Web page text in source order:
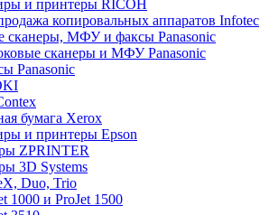
и принтеры RICOH
копировальных аппаратов Infotec
сканеры, МФУ и факсы Panasonic
сканеры и МФУ Panasonic
Panasonic
бумага Xerox
и принтеры Epson
ZPRINTER
3D Systems
Duo, Trio
1000 и ProJet 1500